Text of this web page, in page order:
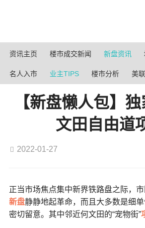
资讯主页 楼市成交新闻 新盘资讯
名人入市 业主TIPS 楼市分析 美
【新盘懒人包】
文田自由道
2022-01-27
正当市场焦点集中新界铁路盘之际，
新盘静静地起革命，而且大多数是细
密切留意。其中邻近何文田的“宠物街”